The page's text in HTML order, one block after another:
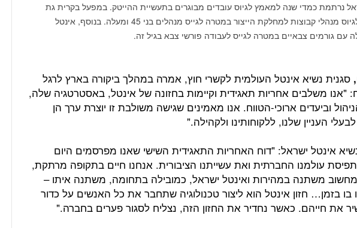
נרתמת כמדי שנה למאמץ לגיוס עובדים מבוגרים בתעשיית ההייטק. במפעל בקרית גת
הורץ קמפיין לגיוס מנהלי קבוצות למחלקת הייצור במטרה לגייס מנהלים בני 45 ומעלה. בנוסף, אינטל
עם גורמים צבאיים במטרה לגייס לעבודה פורשי צבא בגיל זה.
סגנית נשיא אינטל העולמית לקשרי חוץ, אמרה במהלך ביקורה בארץ לרגל
"אנו משלבים אחריות תאגידית וקיימות בחזונה של אינטל, באסטרטגיה שלה,
וביעדים ארוכי-הטווח. אנו מאמינים שגישה משולבת זו יוצרת ערך הן
העניין שלנו, ללקוחותינו ולקהילה."
אינטל ישראל: "דוח האחריות התאגידית השישי שאנו מפרסמים היום
עולמנו החברתית ואת עשייתנו הציבורית. אנחנו חיים בתקופה מרתקת,
משתנה במהירות ואינטל ישראל, כמובילה בתחומה, משתנה איתו –
בו בזמן… חזון אינטל הוא ליצור טכנולוגיה שתחבר את כל האנשים על כדור
את חייהם. כאשר נחדיר את החזון הזה, נצליח לסגור פערים בחברה."